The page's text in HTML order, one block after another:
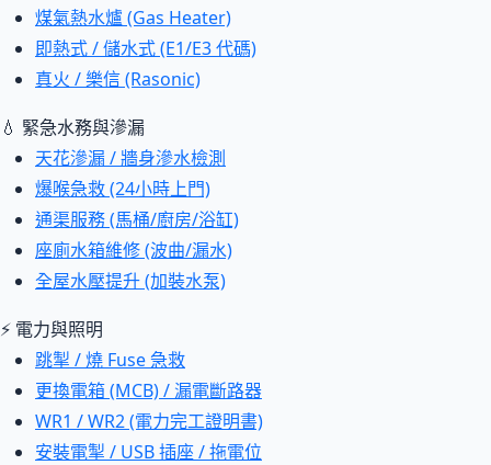
煤氣熱水爐 (Gas Heater)
即熱式 / 儲水式 (E1/E3 代碼)
真火 / 樂信 (Rasonic)
💧 緊急水務與滲漏
天花滲漏 / 牆身滲水檢測
爆喉急救 (24小時上門)
通渠服務 (馬桶/廚房/浴缸)
座廁水箱維修 (波曲/漏水)
全屋水壓提升 (加裝水泵)
⚡ 電力與照明
跳掣 / 燒 Fuse 急救
更換電箱 (MCB) / 漏電斷路器
WR1 / WR2 (電力完工證明書)
安裝電掣 / USB 插座 / 拖電位